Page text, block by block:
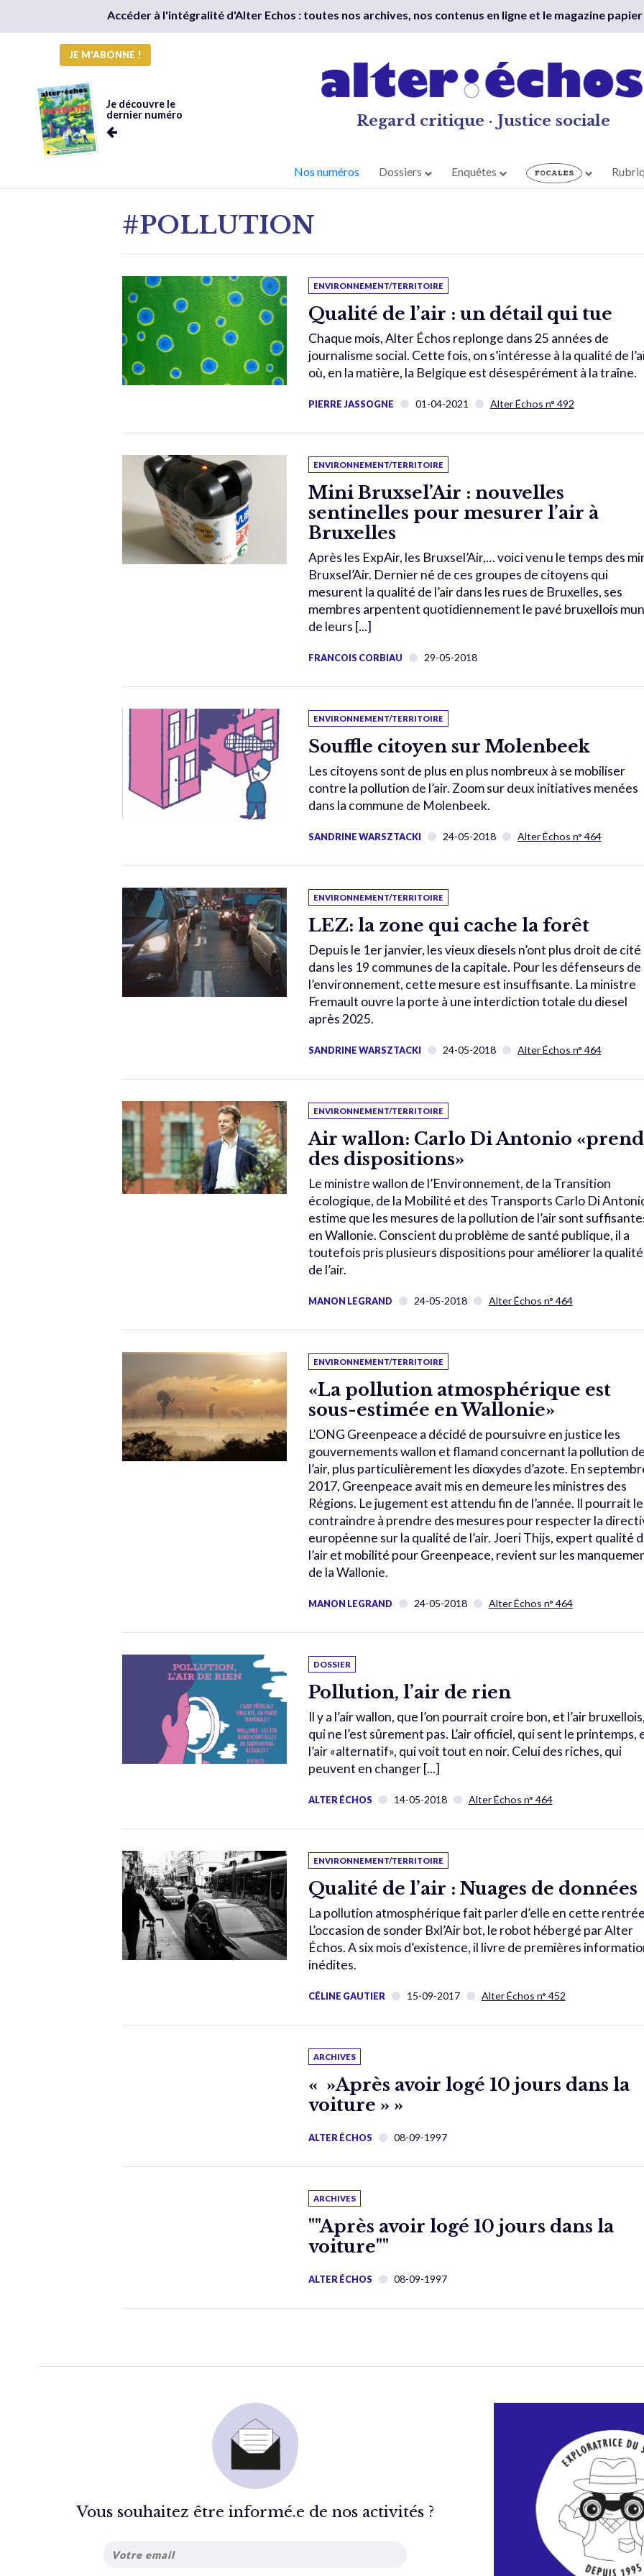
Accéder à l'intégralité d'Alter Echos : toutes nos archives, nos contenus en ligne et le magazine
JE M'ABONNE !
Je découvre le
dernier numéro
Regard critique · Justice sociale
Nos numéros Dossiers Enquêtes
#POLLUTION
ENVIRONNEMENT/TERRITOIRE
Qualité de l’air : un détail qui tue
Chaque mois, Alter Échos replonge dans 25 années de
journalisme social. Cette fois, on s’intéresse à la qualité de
où, en la matière, la Belgique est désespérément à la traîne.
PIERRE JASSOGNE 01-04-2021 Alter Échos n° 492
ENVIRONNEMENT/TERRITOIRE
Mini Bruxsel’Air : nouvelles
sentinelles pour mesurer l’air à
Bruxelles
Après les ExpAir, les Bruxsel’Air,… voici venu le temps des
Bruxsel’Air. Dernier né de ces groupes de citoyens qui
mesurent la qualité de l’air dans les rues de Bruxelles, ses
membres arpentent quotidiennement le pavé bruxellois
de leurs [...]
FRANCOIS CORBIAU 29-05-2018
ENVIRONNEMENT/TERRITOIRE
Souffle citoyen sur Molenbeek
Les citoyens sont de plus en plus nombreux à se mobiliser
contre la pollution de l’air. Zoom sur deux initiatives menées
dans la commune de Molenbeek.
SANDRINE WARSZTACKI 24-05-2018 Alter Échos n° 464
ENVIRONNEMENT/TERRITOIRE
LEZ: la zone qui cache la forêt
Depuis le 1er janvier, les vieux diesels n’ont plus droit de cité
dans les 19 communes de la capitale. Pour les défenseurs de
l’environnement, cette mesure est insuffisante. La ministre
Fremault ouvre la porte à une interdiction totale du diesel
après 2025.
SANDRINE WARSZTACKI 24-05-2018 Alter Échos n° 464
ENVIRONNEMENT/TERRITOIRE
Air wallon: Carlo Di Antonio «prend
des dispositions»
Le ministre wallon de l’Environnement, de la Transition
écologique, de la Mobilité et des Transports Carlo Di
estime que les mesures de la pollution de l’air sont
en Wallonie. Conscient du problème de santé publique, il a
toutefois pris plusieurs dispositions pour améliorer la qualité
de l’air.
MANON LEGRAND 24-05-2018 Alter Échos n° 464
ENVIRONNEMENT/TERRITOIRE
«La pollution atmosphérique est
sous-estimée en Wallonie»
L’ONG Greenpeace a décidé de poursuivre en justice les
gouvernements wallon et flamand concernant la pollution
l’air, plus particulièrement les dioxydes d’azote. En
2017, Greenpeace avait mis en demeure les ministres des
Régions. Le jugement est attendu fin de l’année. Il pourrait
contraindre à prendre des mesures pour respecter la
européenne sur la qualité de l’air. Joeri Thijs, expert qualité
l’air et mobilité pour Greenpeace, revient sur les
de la Wallonie.
MANON LEGRAND 24-05-2018 Alter Échos n° 464
DOSSIER
Pollution, l’air de rien
Il y a l’air wallon, que l’on pourrait croire bon, et l’air
qui ne l’est sûrement pas. L’air officiel, qui sent le printemps,
l’air «alternatif», qui voit tout en noir. Celui des riches, qui
peuvent en changer [...]
ALTER ÉCHOS 14-05-2018 Alter Échos n° 464
ENVIRONNEMENT/TERRITOIRE
Qualité de l’air : Nuages de données
La pollution atmosphérique fait parler d’elle en cette
L’occasion de sonder Bxl’Air bot, le robot hébergé par Alter
Échos. A six mois d’existence, il livre de premières
inédites.
CÉLINE GAUTIER 15-09-2017 Alter Échos n° 452
ARCHIVES
« »Après avoir logé 10 jours dans la
voiture » »
ALTER ÉCHOS 08-09-1997
ARCHIVES
""Après avoir logé 10 jours dans la
voiture""
ALTER ÉCHOS 08-09-1997
Vous souhaitez être informé.e de nos activités ?